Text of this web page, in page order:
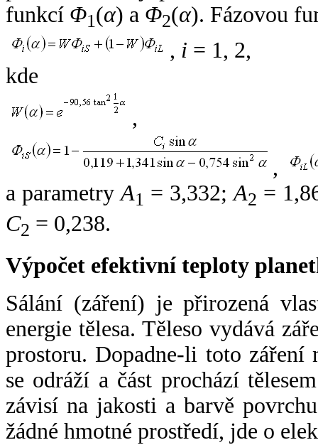
funkcí Φ1(α) a Φ2(α). Fázovou
, i = 1, 2,
kde
,
,
a parametryA1 = 3,332;A2 =
C2 = 0,238.
Výpočet efektivní teploty
Sálání (záření) je přirozená
energie tělesa. Těleso vydává
prostoru. Dopadne-li toto záření
se odráží a část prochází
závisí na jakosti a barvě
žádné hmotné prostředí, jde o